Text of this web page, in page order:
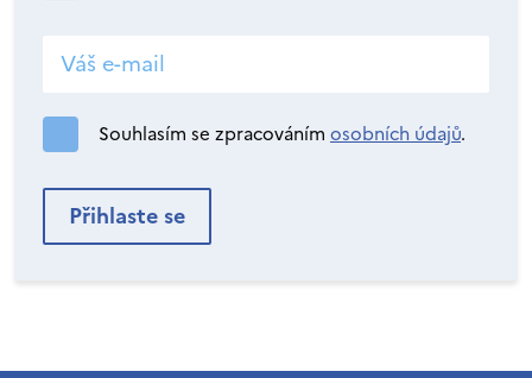
Souhlasím se zpracováním osobních údajů.